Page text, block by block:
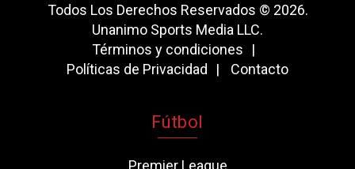
Todos Los Derechos Reservados © 2026.
Unanimo Sports Media LLC.
Términos y condiciones
Políticas de Privacidad
Contacto
Fútbol
Premier League